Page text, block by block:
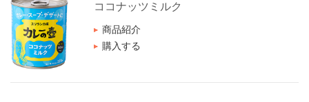
ココナッツミルク
商品紹介
購入する